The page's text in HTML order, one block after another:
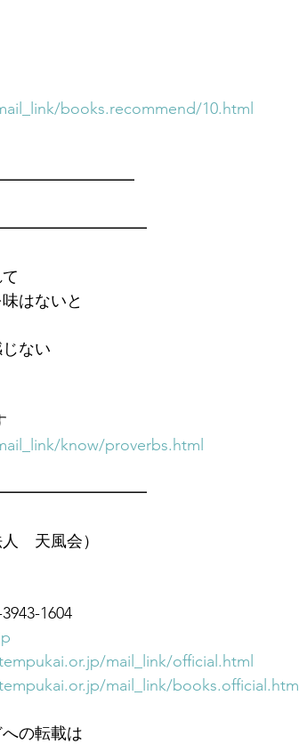
books.recommend/10.html
はないと
ない
know/proverbs.html
　天風会）
1604
mail_link/official.html
mail_link/books.official.html
の転載は